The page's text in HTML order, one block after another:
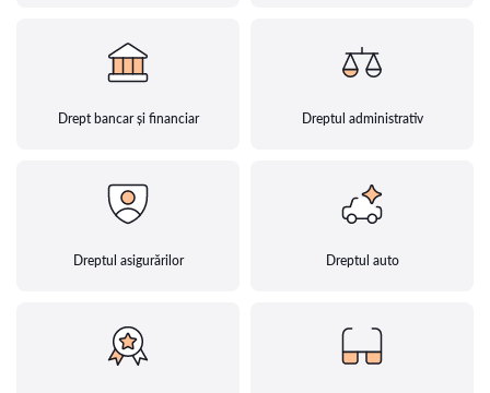
Drept bancar și financiar Dreptul administrativ
Dreptul asigurărilor Dreptul auto